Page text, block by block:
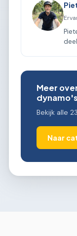
Meer
dynamo's
Bekijk alle
Naar